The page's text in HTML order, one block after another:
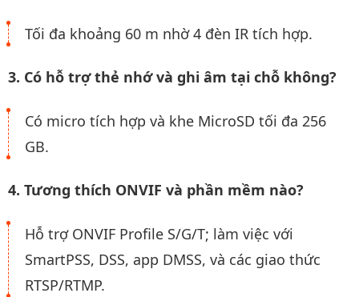
Tối đa khoảng 60 m nhờ 4 đèn IR tích hợp.
3. Có hỗ trợ thẻ nhớ và ghi âm tại chỗ không?
Có micro tích hợp và khe MicroSD tối đa 256
GB.
4. Tương thích ONVIF và phần mềm nào?
Hỗ trợ ONVIF Profile S/G/T; làm việc với
SmartPSS, DSS, app DMSS, và các giao thức
RTSP/RTMP.